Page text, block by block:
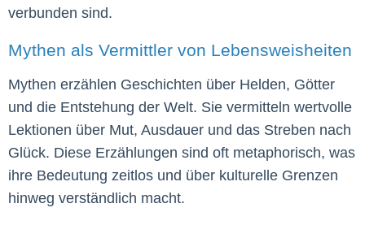
verbunden sind.
Mythen als Vermittler von Lebensweisheiten
Mythen erzählen Geschichten über Helden, Götter
und die Entstehung der Welt. Sie vermitteln wertvolle
Lektionen über Mut, Ausdauer und das Streben nach
Glück. Diese Erzählungen sind oft metaphorisch, was
ihre Bedeutung zeitlos und über kulturelle Grenzen
hinweg verständlich macht.